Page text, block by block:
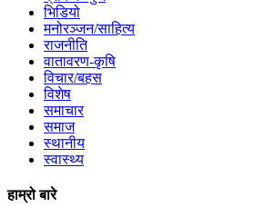
भिडियो
मनोरञ्जन/साहित्य
राजनीति
वातावरण-कृषि
विचार/बहस
विशेष
समाचार
समाज
स्थानीय
स्वास्थ्य
हाम्रो बारे